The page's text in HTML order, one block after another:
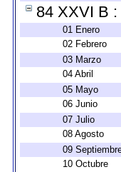
84 XXVI B
01 Enero
02 Febrero
03 Marzo
04 Abril
05 Mayo
06 Junio
07 Julio
08 Agosto
09
10 Octubre